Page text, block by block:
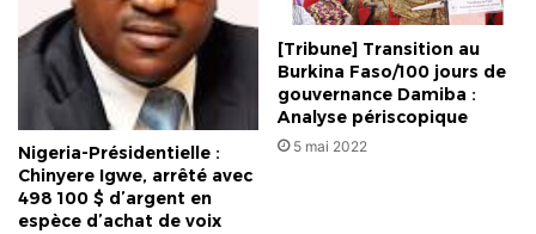
Nigeria-Présidentielle :
Chinyere Igwe, arrêté avec
498 100 $ d’argent en
espèce d’achat de voix
[Tribune] Transition au
Burkina Faso/100 jours de
gouvernance Damiba :
Analyse périscopique
5 mai 2022